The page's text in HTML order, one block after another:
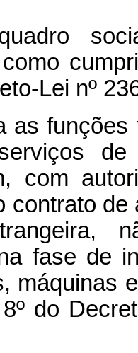
Lei nº
as
de
com
contrato
fase de
máquinas
do